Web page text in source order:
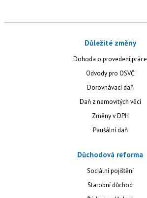
Důležité změny
Dohoda o provedení práce
Odvody pro OSVČ
Dorovnávací daň
Daň z nemovitých věcí
Změny v DPH
Paušální daň
Důchodová reforma
Sociální pojištění
Starobní důchod